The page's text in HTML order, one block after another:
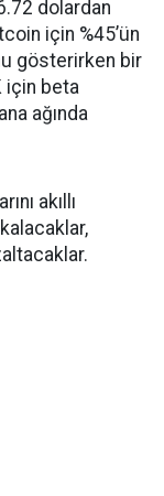
dolardan
için %45’ün
gösterirken bir
için beta
ağında
akıllı